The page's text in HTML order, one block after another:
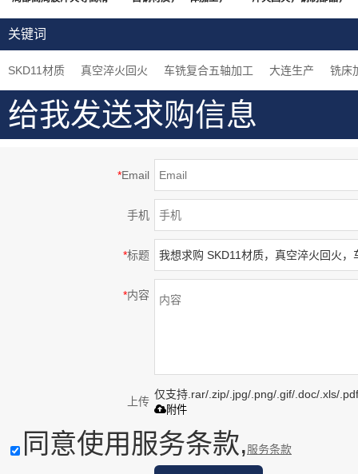
关键词
SKD11材质 真空淬火回火 车铣复合五轴加工 大连生产 铣床
给我发送求购信息
*Email
手机
*标题
*内容
上传
仅支持.rar/.zip/.jpg/.png/.gif/.doc/.xls/
附件
同意使用服务条款,服务条款